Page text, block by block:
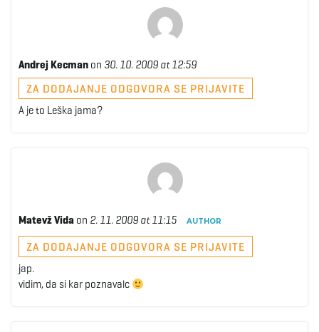
Andrej Kecman on 30. 10. 2009 at 12:59
ZA DODAJANJE ODGOVORA SE PRIJAVITE
A je to Leška jama?
Matevž Vida on 2. 11. 2009 at 11:15 AUTHOR
ZA DODAJANJE ODGOVORA SE PRIJAVITE
jap.
vidim, da si kar poznavalc